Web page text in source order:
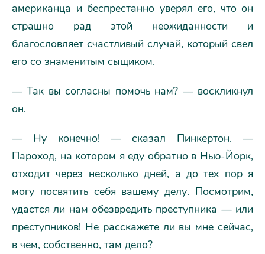
американца и беспрестанно уверял его, что он
страшно рад этой неожиданности и
благословляет счастливый случай, который свел
его со знаменитым сыщиком.
— Так вы согласны помочь нам? — воскликнул
он.
— Ну конечно! — сказал Пинкертон. —
Пароход, на котором я еду обратно в Нью-Йорк,
отходит через несколько дней, а до тех пор я
могу посвятить себя вашему делу. Посмотрим,
удастся ли нам обезвредить преступника — или
преступников! Не расскажете ли вы мне сейчас,
в чем, собственно, там дело?